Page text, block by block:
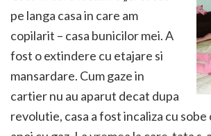
pe langa casa in care am
copilarit – casa bunicilor mei. A
fost o extindere cu etajare si
mansardare. Cum gaze in
cartier nu au aparut decat dupa
revolutie, casa a fost incaliza cu sobe